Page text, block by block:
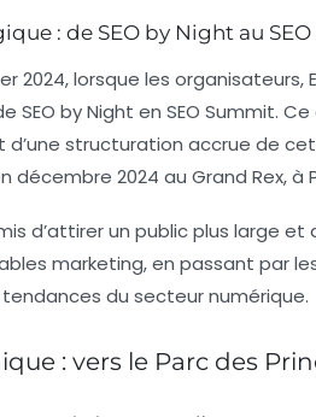
: de SEO by Night au
2024, lorsque les organisateurs,
SEO by Night en SEO Summit.
d’une structuration accrue de
décembre 2024 au Grand Rex,
d’attirer un public plus large et
marketing, en passant par
du secteur numérique.
: vers le Parc des